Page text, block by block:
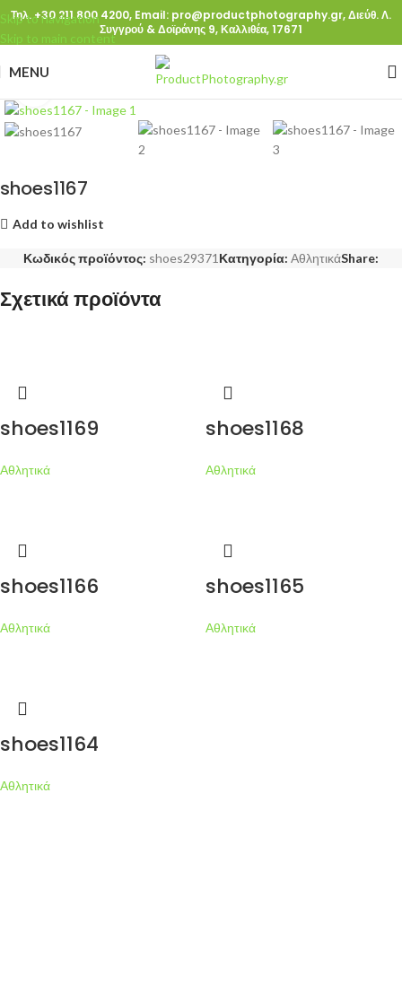
Skip to navigation
Skip to main content
Τηλ. +30 211 800 4200, Email: pro@productphotography.gr,Διεύθ. Λ.
Συγγρού & Δοϊράνης 9, Καλλιθέα, 17671
MENU
shoes1167
Add to wishlist
Κωδικός προϊόντος: shoes29371Κατηγορία: ΑθλητικάShare:
Σχετικά προϊόντα
shoes1169
Αθλητικά
shoes1168
Αθλητικά
shoes1166
Αθλητικά
shoes1165
Αθλητικά
shoes1164
Αθλητικά